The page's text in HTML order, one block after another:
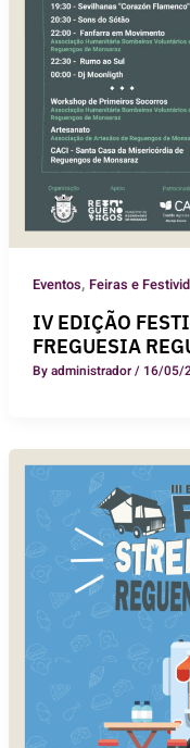
Eventos, Feiras e
IV EDIÇÃO
FREGUESIA
Byadministrador/ 16/05/